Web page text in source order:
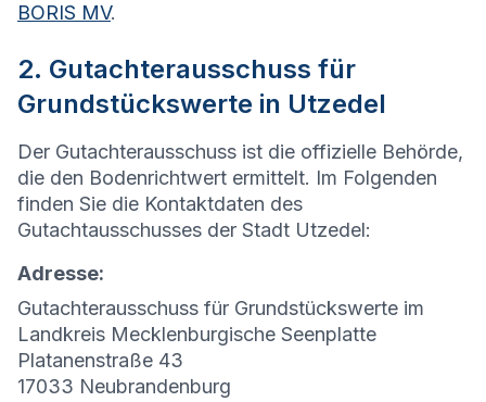
BORIS MV.
2. Gutachterausschuss für
Grundstückswerte in Utzedel
Der Gutachterausschuss ist die offizielle Behörde,
die den Bodenrichtwert ermittelt. Im Folgenden
finden Sie die Kontaktdaten des
Gutachtausschusses der Stadt Utzedel:
Adresse:
Gutachterausschuss für Grundstückswerte im
Landkreis Mecklenburgische Seenplatte
Platanenstraße 43
17033 Neubrandenburg